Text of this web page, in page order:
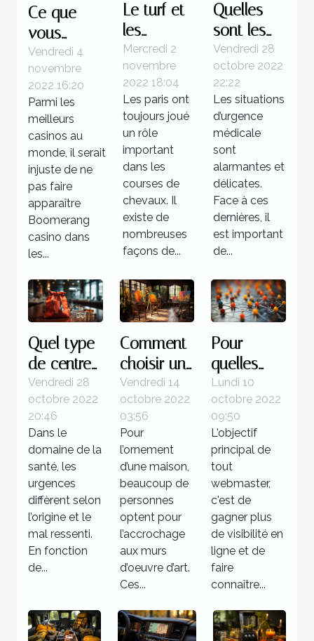
Ce que
vous
devez
savoir sur
Boomerang
casino
Vendredi 4
novembre
2022 16:20
Parmi les
meilleurs
casinos au
monde, il serait
injuste de ne
pas faire
apparaître
Boomerang
casino dans
les...
Le turf et
les
courses
hippiques
Mercredi 2
novembre
2022 18:04
Les paris ont
toujours joué
un rôle
important
dans les
courses de
chevaux. Il
existe de
nombreuses
façons de...
Quelles
sont les
étapes à
suivre face
à une
situation
d’urgence
médicale
?
Vendredi 28
octobre 2022
22:22
Les situations
d’urgence
médicale
sont
alarmantes et
délicates.
Face à ces
dernières, il
est important
de...
Quel type
de centre
pour une
urgence
médicale ?
Vendredi 28
octobre 2022
20:46
Dans le
domaine de la
santé, les
urgences
diffèrent selon
l’origine et le
mal ressenti.
En fonction
de...
Comment
choisir un
tableau
d’art ?
Vendredi 14
octobre 2022
03:56
Pour
l’ornement
d’une maison,
beaucoup de
personnes
optent pour
l’accrochage
aux murs
d’oeuvre d’art.
Ces...
Pour
quelles
raisons
utiliser la
méthode
de
netlinking
?
Lundi 10
octobre 2022
09:50
L'objectif
principal de
tout
webmaster,
c'est de
gagner plus
de visibilité en
ligne et de
faire
connaître...